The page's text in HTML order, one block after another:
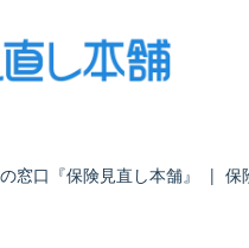
窓口『保険見直し本舗』 | 保